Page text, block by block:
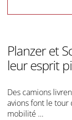
Planzer et
leur esprit
Des camions
avions font le tour
mobilité …